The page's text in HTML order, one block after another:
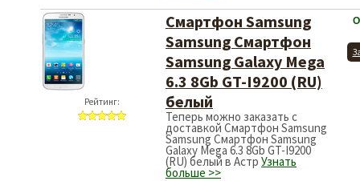
Рейтинг:
Смартфон Samsung
Samsung Смартфон
Samsung Galaxy Mega
6.3 8Gb GT-I9200 (RU)
белый
Теперь можно заказать с
доставкой Смартфон Samsung
Samsung Смартфон Samsung
Galaxy Mega 6.3 8Gb GT-I9200
(RU) белый в Астр Узнать
больше >>